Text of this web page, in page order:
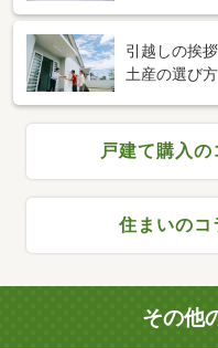
引越しの挨
土産の選び方
戸建て購入
住まいのコ
その他